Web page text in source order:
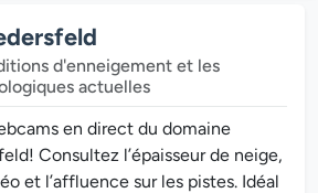
d'enneigement et les
actuelles
en direct du domaine
Consultez l’épaisseur de neige,
et l’affluence sur les pistes. Idéal